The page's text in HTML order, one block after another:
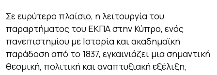
Σε ευρύτερο πλαίσιο, η λειτουργία του
παραρτήματος του ΕΚΠΑ στην Κύπρο, ενός
πανεπιστημίου με Ιστορία και ακαδημαϊκή
παράδοση από το 1837, εγκαινιάζει μια σημαντική
θεσμική, πολιτική και αναπτυξιακή εξέλιξη,